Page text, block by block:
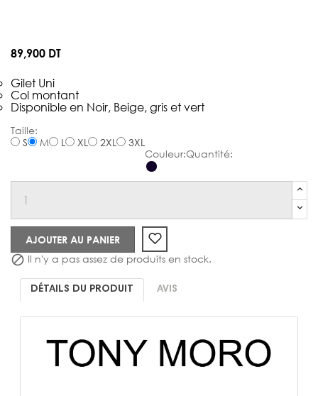
89,900 DT
Gilet Uni
Col montant
Disponible en Noir, Beige, gris et vert
Gilet
S M L XL 2XL 3XL
AJOUTER AU PANIER
 Il n'y a pas assez de produits en stock.
DÉTAILS DU PRODUIT AVIS